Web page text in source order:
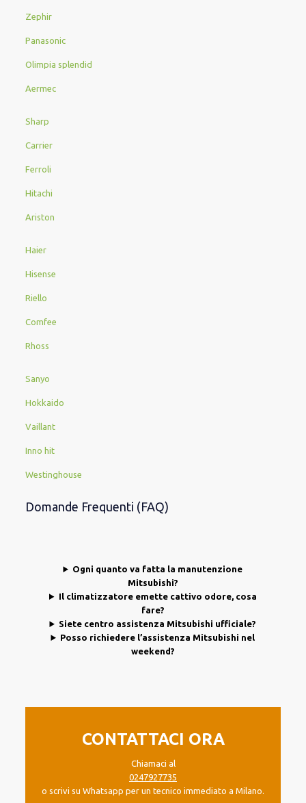
Zephir
Panasonic
Olimpia splendid
Aermec
Sharp
Carrier
Ferroli
Hitachi
Ariston
Haier
Hisense
Riello
Comfee
Rhoss
Sanyo
Hokkaido
Vaillant
Inno hit
Westinghouse
Domande Frequenti (FAQ)
Ogni quanto va fatta la manutenzione
Mitsubishi?
Il climatizzatore emette cattivo odore, cosa
fare?
Siete centro assistenza Mitsubishi ufficiale?
Posso richiedere l’assistenza Mitsubishi nel
weekend?
CONTATTACI ORA
Chiamaci al
0247927735
o scrivi su Whatsapp per un tecnico immediato a Milano.